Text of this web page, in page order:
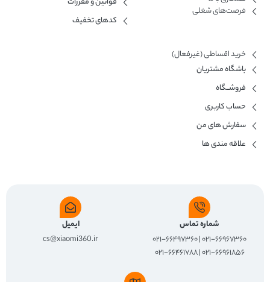
فرصت‌های شغلی
کدهای تخفیف
خرید اقساطی (غیرفعال)
باشگاه مشتریان
فروشــگاه
حساب کاربری
سفارش های من
علاقه مندی ها
شماره تماس
۰۲۱-۶۶۹۶۷۳۶۰ | ۰۲۱-۶۶۴۹۷۳۶۰
۰۲۱-۶۶۹۶۱۸۵۶ | ۰۲۱-۶۶۴۶۱۷۸۸
ایمیل
cs@xiaomi360.ir